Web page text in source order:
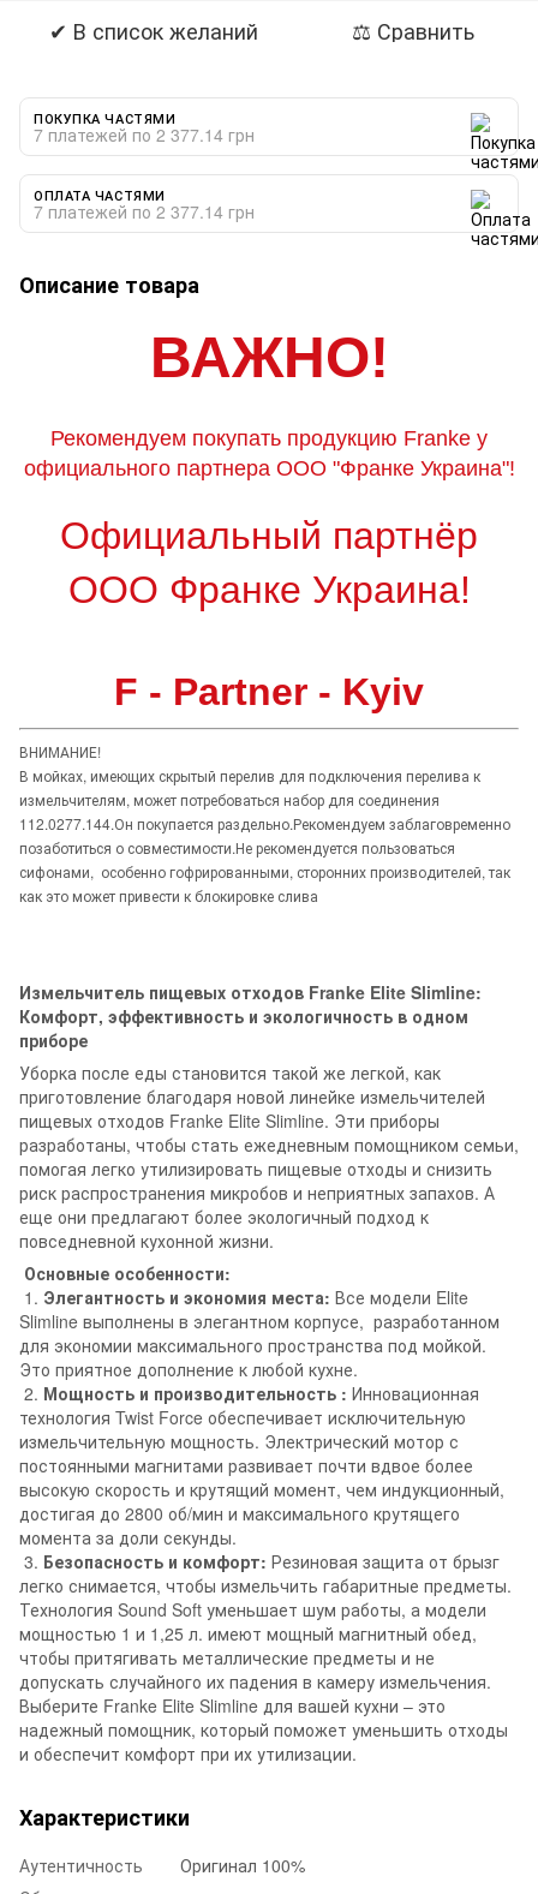
✔ В список желаний ⚖ Сравнить
ПОКУПКА ЧАСТЯМИ
7 платежей по 2 377.14 грн
ОПЛАТА ЧАСТЯМИ
7 платежей по 2 377.14 грн
Описание товара
ВАЖНО!
Рекомендуем покупать продукцию Franke у
официального партнера ООО "Франке Украина"!
Официальный партнёр
ООО Франке Украина!
F - Partner - Kyiv
ВНИМАНИЕ!
В мойках, имеющих скрытый перелив для подключения перелива к
измельчителям, может потребоваться набор для соединения
112.0277.144.Он покупается раздельно.Рекомендуем заблаговременно
позаботиться о совместимости.Не рекомендуется пользоваться
сифонами, особенно гофрированными, сторонних производителей, так
как это может привести к блокировке слива
Измельчитель пищевых отходов Franke Elite Slimline:
Комфорт, эффективность и экологичность в одном
приборе
Уборка после еды становится такой же легкой, как
приготовление благодаря новой линейке измельчителей
пищевых отходов Franke Elite Slimline. Эти приборы
разработаны, чтобы стать ежедневным помощником семьи,
помогая легко утилизировать пищевые отходы и снизить
риск распространения микробов и неприятных запахов. А
еще они предлагают более экологичный подход к
повседневной кухонной жизни.
Основные особенности:
1. Элегантность и экономия места: Все модели Elite
Slimline выполнены в элегантном корпусе, разработанном
для экономии максимального пространства под мойкой.
Это приятное дополнение к любой кухне.
2. Мощность и производительность : Инновационная
технология Twist Force обеспечивает исключительную
измельчительную мощность. Электрический мотор с
постоянными магнитами развивает почти вдвое более
высокую скорость и крутящий момент, чем индукционный,
достигая до 2800 об/мин и максимального крутящего
момента за доли секунды.
3. Безопасность и комфорт: Резиновая защита от брызг
легко снимается, чтобы измельчить габаритные предметы.
Технология Sound Soft уменьшает шум работы, а модели
мощностью 1 и 1,25 л. имеют мощный магнитный обед,
чтобы притягивать металлические предметы и не
допускать случайного их падения в камеру измельчения.
Выберите Franke Elite Slimline для вашей кухни – это
надежный помощник, который поможет уменьшить отходы
и обеспечит комфорт при их утилизации.
Характеристики
Аутентичность
Оригинал 100%